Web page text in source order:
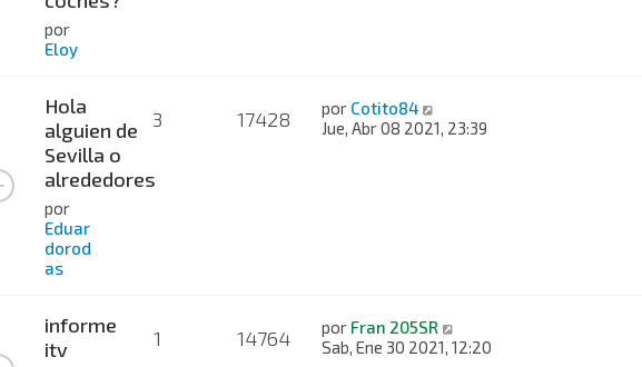
por
Eloy
Hola
alguien de
Sevilla o
alrededores
por
Eduar
dorod
as
3 17428 por Cotito84
Jue, Abr 08 2021, 23:39
informe
itv
1 14764 por Fran 205SR
Sab, Ene 30 2021, 12:20